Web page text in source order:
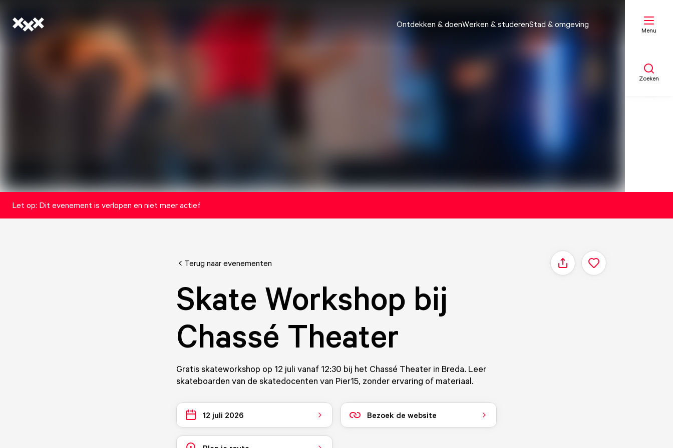
Ontdekken & doenWerken & studerenStad & omgeving
Menu
Zoeken
Let op: Dit evenement is verlopen en niet meer actief
Terug naar evenementen Delen
Skate Workshop bij
Chassé Theater
Gratis skateworkshop op 12 juli vanaf 12:30 bij het Chassé Theater in Breda. Leer
skateboarden van de skatedocenten van Pier15, zonder ervaring of materiaal.
12 juli 2026 Bezoek de website